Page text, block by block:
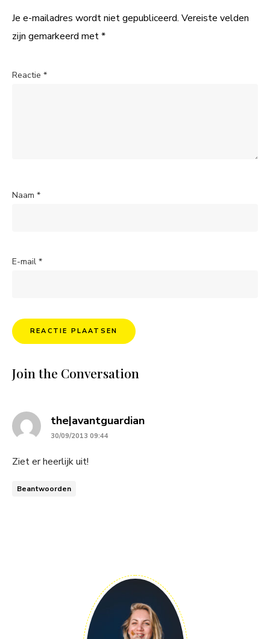
Je e-mailadres wordt niet gepubliceerd. Vereiste velden
zijn gemarkeerd met*
Reactie *
Naam *
E-mail *
Join the Conversation
the|avantguardiansays:
30/09/2013 09:44
Ziet er heerlijk uit!
Beantwoorden